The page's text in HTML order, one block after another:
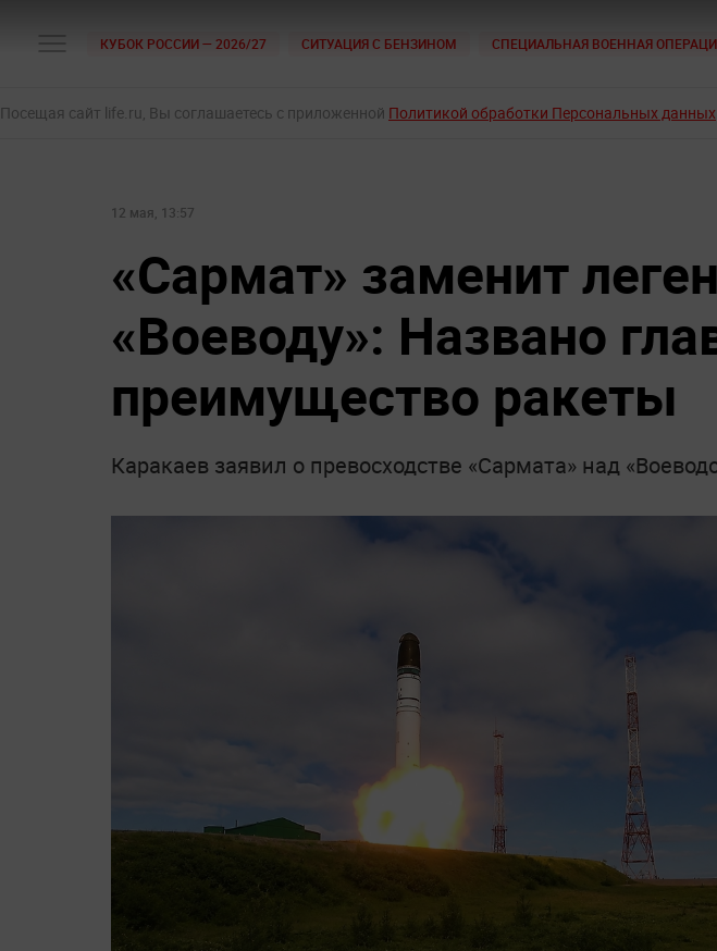
КУБОК РОССИИ — 2026/27 СИТУАЦИЯ С БЕНЗИНОМ СПЕЦИАЛЬНАЯ ВОЕННАЯ
Посещая сайт life.ru, Вы соглашаетесь с приложенной Политикой обработки Персональных данных
12 мая, 13:57
«Сармат» заменит
«Воеводу»: Названо
преимущество ракеты
Каракаев заявил о превосходстве «Сармата» над